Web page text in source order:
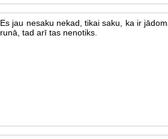
Es jau nesaku nekad, tikai saku, ka ir
runā, tad arī tas nenotiks.